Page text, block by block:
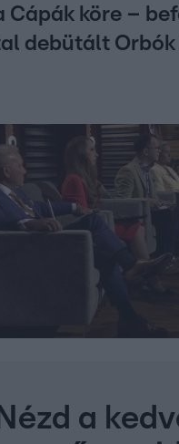
Cápák köre –
debütált Orbók
Nézd a